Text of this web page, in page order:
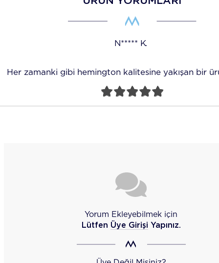
N*****
Her zamanki gibi hemington kalitesine yakışan bir
Yorum Ekleyebilmek için
Lütfen Üye Girişi Yapınız.